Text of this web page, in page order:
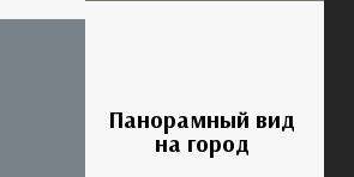
Панорамный вид
на город